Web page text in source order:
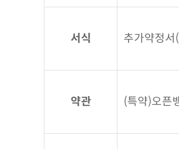
서식 추가약정서
약관 (특약)오픈